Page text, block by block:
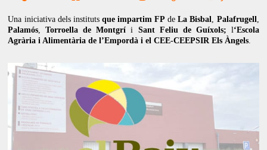
Una iniciativa dels instituts que impartim FP deLa Bisbal Palafrugell
Palamós ,Torroella de Montgrí i Sant Feliu de Guíxols; l ‘Escola
Agrària i Alimentària de l’Empordà i el CEE-CEEPSIR Els Àngels